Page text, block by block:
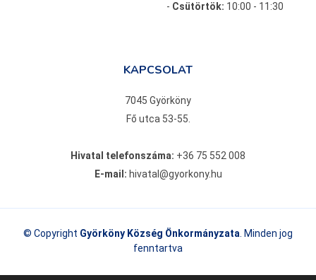
- Csütörtök: 10:00 - 11:30
KAPCSOLAT
7045 Györköny
Fő utca 53-55.
Hivatal telefonszáma: +36 75 552 008
E-mail: hivatal@gyorkony.hu
© Copyright Györköny Község Önkormányzata . Minden jog
fenntartva